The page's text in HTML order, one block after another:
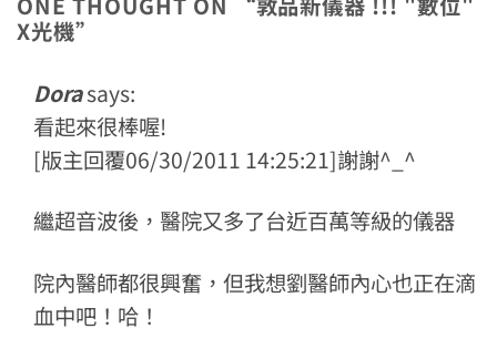
X光機”
Dorasays:
看起來很棒喔!
[版主回覆06/30/2011 14:25:21]謝謝^_^
繼超音波後，醫院又多了台近百萬等級的儀器
院內醫師都很興奮，但我想劉醫師內心也正在滴
血中吧！哈！